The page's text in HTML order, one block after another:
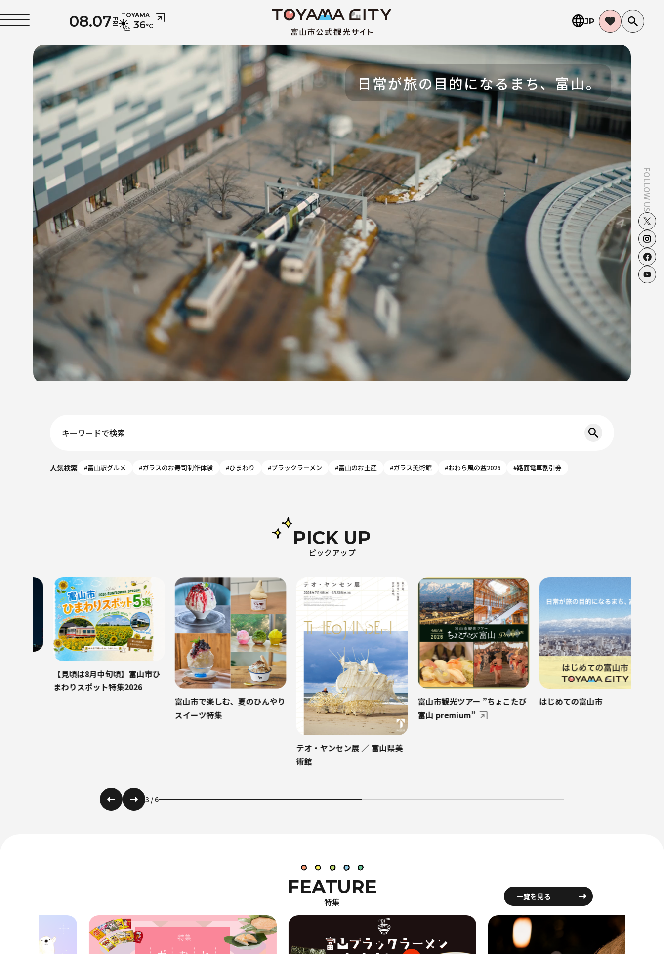
JP
08.07FRI
TOYAMA
36°C
立山連峰を望み、路面電車が走る
いつもの風景も、
FOLLOW US
キーワードで検索
人気検索 #富山駅グルメ #ガラスのお寿司制作体験 #ひまわり #ブラックラーメン #富山のお土産 #ガラス美術館 #おわら風の盆2026 #路面電車割引券
ピックアップ
PICK UP
【見頃は8月中旬頃】富山市ひ
まわりスポット特集2026
富山市で楽しむ、夏のひんやり
スイーツ特集
テオ・ヤンセン展 ／ 富山県美
富山市観光ツアー ”ちょこたび
富山 premium”
はじめての富山市
3 / 6
特集
FEATURE 一覧を見る